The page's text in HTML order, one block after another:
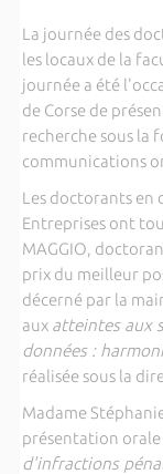
La journée des
les locaux de la
journée a été
de Corse de
recherche sous la
communications
Les doctorants en
Entreprises ont
MAGGIO,
prix du meilleur
décerné par la
aux atteintes aux
données :
réalisée sous la
Madame
présentation orale
d'infractions